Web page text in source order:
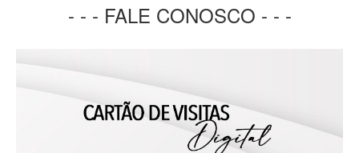
- - - FALE CONOSCO - - -